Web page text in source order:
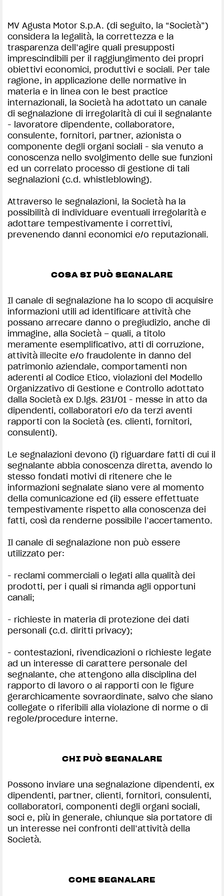
WHISTLEBLOWING | MV AGUSTA
COMING SOON
ABOUT
RUSH
Follow Us
INSTAGRAM
FACEBOOK
YOUTUBE
MV Agusta Motor S.p.A. (di seguito, la “Società”)
considera la legalità, la correttezza e la
trasparenza dell’agire quali presupposti
imprescindibili per il raggiungimento dei propri
obiettivi economici, produttivi e sociali. Per tale
ragione, in applicazione delle normative in
materia e in linea con le best practice
internazionali, la Società ha adottato un canale
di segnalazione di irregolarità di cui il segnalante
- lavoratore dipendente, collaboratore,
consulente, fornitori, partner, azionista o
componente degli organi sociali - sia venuto a
conoscenza nello svolgimento delle sue funzioni
ed un correlato processo di gestione di tali
segnalazioni (c.d. whistleblowing).
Attraverso le segnalazioni, la Società ha la
possibilità di individuare eventuali irregolarità e
adottare tempestivamente i correttivi,
prevenendo danni economici e/o reputazionali.
COSA SI PUÒ SEGNALARE
Il canale di segnalazione ha lo scopo di acquisire
informazioni utili ad identificare attività che
possano arrecare danno o pregiudizio, anche di
immagine, alla Società – quali, a titolo
meramente esemplificativo, atti di corruzione,
attività illecite e/o fraudolente in danno del
patrimonio aziendale, comportamenti non
aderenti al Codice Etico, violazioni del Modello
Organizzativo di Gestione e Controllo adottato
dalla Società ex D.lgs. 231/01 - messe in atto da
dipendenti, collaboratori e/o da terzi aventi
rapporti con la Società (es. clienti, fornitori,
consulenti).
Le segnalazioni devono (i) riguardare fatti di cui il
segnalante abbia conoscenza diretta, avendo lo
stesso fondati motivi di ritenere che le
informazioni segnalate siano vere al momento
della comunicazione ed (ii) essere effettuate
tempestivamente rispetto alla conoscenza dei
fatti, così da renderne possibile l’accertamento.
Il canale di segnalazione non può essere
utilizzato per:
- reclami commerciali o legati alla qualità dei
prodotti, per i quali si rimanda agli opportuni
canali;
- richieste in materia di protezione dei dati
personali (c.d. diritti privacy);
- contestazioni, rivendicazioni o richieste legate
ad un interesse di carattere personale del
segnalante, che attengono alla disciplina del
rapporto di lavoro o ai rapporti con le figure
gerarchicamente sovraordinate, salvo che siano
collegate o riferibili alla violazione di norme o di
regole/procedure interne.
CHI PUÒ SEGNALARE
Possono inviare una segnalazione dipendenti, ex
dipendenti, partner, clienti, fornitori, consulenti,
collaboratori, componenti degli organi sociali,
soci e, più in generale, chiunque sia portatore di
un interesse nei confronti dell’attività della
Società.
COME SEGNALARE